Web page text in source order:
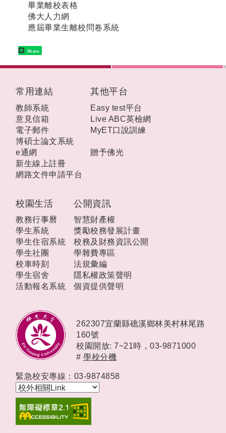
畢業離校表格
佛大人力網
應屆畢業生離校問卷系統
Share
校園生活
教務行事曆
學生系統
學生住宿系統
學生社團
校車時刻
學生宿舍
活動報名系統
公開資訊
智慧財產權
獎勵校務發展計畫
校務及財務資訊公開
學雜費專區
法規彙編
隱私權政策聲明
個資提供聲明
常用連結
教師系統
意見信箱
電子郵件
博碩士論文系統
e通網
新生線上註冊
網路文件申請平台
其他平台
Easy test平台
Live ABC英檢網
MyET口說訓練
贈予佛光
262307宜蘭縣礁溪鄉林美村林尾路
160號
校園開放: 7~21時， 03-9871000
# 學校分機
緊急校安專線：03-9874858